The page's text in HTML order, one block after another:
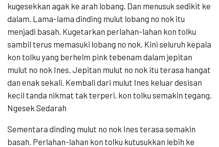
kugesekkan agak ke arah lobang. Dan menusuk sedikit ke
dalam. Lama-lama dinding mulut lobang no nok itu
menjadi basah. Kugetarkan perlahan-lahan kon tolku
sambil terus memasuki lobang no nok. Kini seluruh kepala
kon tolku yang berhelm pink tebenam dalam jepitan
mulut no nok Ines. Jepitan mulut no nok itu terasa hangat
dan enak sekali. Kembali dari mulut Ines keluar desisan
kecil tanda nikmat tak terperi. kon tolku semakin tegang.
Ngesek Sedarah
Sementara dinding mulut no nok Ines terasa semakin
basah. Perlahan-lahan kon tolku kutusukkan lebih ke